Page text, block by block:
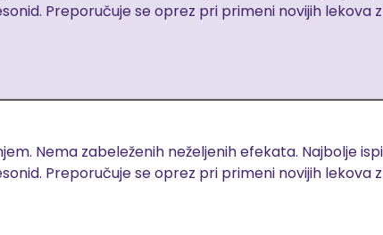
Preporučuje se oprez pri primeni novijih
Nema zabeleženih neželjenih efekata. Najbolje
Preporučuje se oprez pri primeni novijih